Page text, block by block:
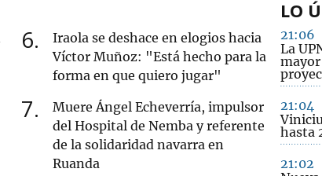
6
Iraola se deshace en elogios hacia
Víctor Muñoz: "Está hecho para la
forma en que quiero jugar"
7
Muere Ángel Echeverría, impulsor
del Hospital de Nemba y referente
de la solidaridad navarra en
Ruanda
LO
21:06
La
21:04
hasta
21:02